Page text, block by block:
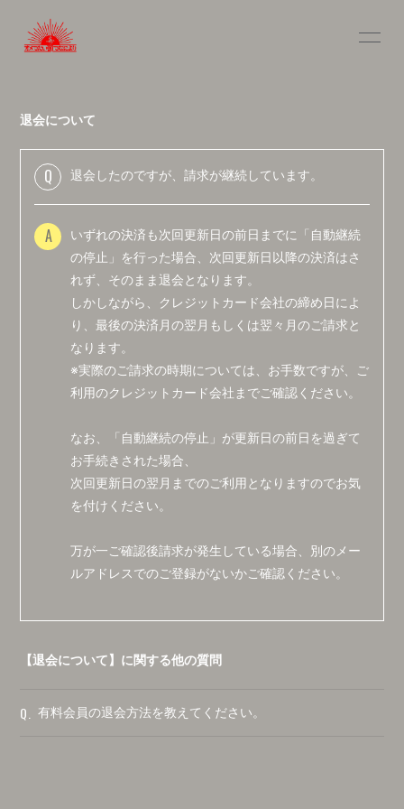
N
退会について
Q 退会したのですが、請求が継続しています。
A
いずれの決済も次回更新日の前日までに「自動継続
の停止」を行った場合、次回更新日以降の決済はさ
れず、そのまま退会となります。
しかしながら、クレジットカード会社の締め日によ
り、最後の決済月の翌月もしくは翌々月のご請求と
なります。
※実際のご請求の時期については、お手数ですが、ご
利用のクレジットカード会社までご確認ください。
なお、「自動継続の停止」が更新日の前日を過ぎて
お手続きされた場合、
次回更新日の翌月までのご利用となりますのでお気
を付けください。
万が一ご確認後請求が発生している場合、別のメー
ルアドレスでのご登録がないかご確認ください。
【退会について】に関する他の質問
Q. 有料会員の退会方法を教えてください。